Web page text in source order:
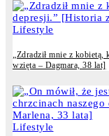
Lifestyle
„Zdradził mnie z
wzięta – Dagmara, 38 lat]
Lifestyle